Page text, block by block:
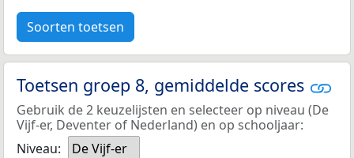
Soorten toetsen
Toetsen groep 8, gemiddelde scores
Gebruik de 2 keuzelijsten en selecteer op niveau (De
Vijf-er, Deventer of Nederland) en op schooljaar:
Niveau:
De Vijf-er